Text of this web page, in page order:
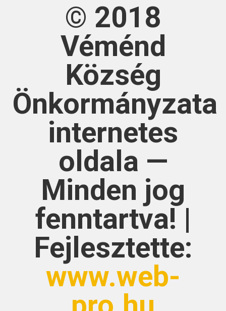
© 2018
Véménd
Község
Önkormányzata
internetes
oldala —
Minden jog
fenntartva! |
Fejlesztette:
www.web-